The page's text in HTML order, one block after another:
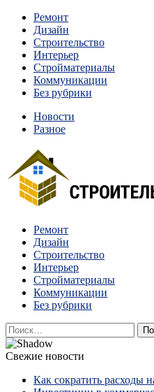
Перейти
содержимому
Ремонт
Дизайн
Строительство
Интерьер
Стройматериалы
Коммуникации
Без рубрики
Новости
Разное
Квартиры и дома, в которых
отличаются между собой.
Ремонт
Дизайн
Строительство
Интерьер
Стройматериалы
Коммуникации
Без рубрики
Найти:
Свежие новости
Как сократить расходы